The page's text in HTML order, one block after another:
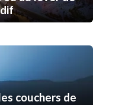
couchers de